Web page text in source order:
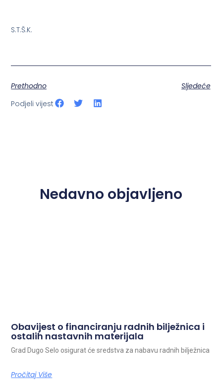
S.T.Š.K.
Prethodno
Sljedeće
Podjeli vijest
Nedavno objavljeno
Obavijest o financiranju radnih bilježnica i
ostalih nastavnih materijala
Grad Dugo Selo osigurat će sredstva za nabavu radnih bilježnica
Pročitaj Više